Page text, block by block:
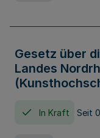
Gesetz über
Landes
In Kraft Seit